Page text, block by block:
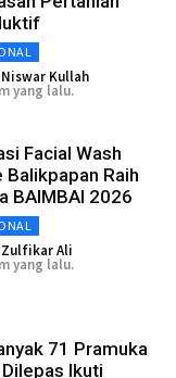
Niswar Kullah
yang lalu.
Facial Wash
Balikpapan Raih
BAIMBAI 2026
Zulfikar Ali
yang lalu.
71 Pramuka
Dilepas Ikuti